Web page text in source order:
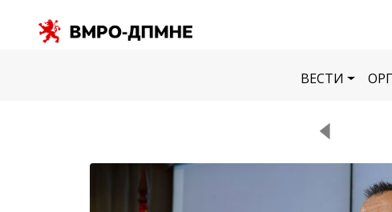
ВЕСТИ